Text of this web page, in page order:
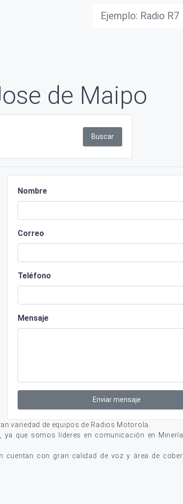
de Maipo
Buscar
Nombre
Correo
Teléfono
Mensaje
Enviar mensaje
variedad de equipos de Radios Motorola.
que somos líderes en comunicación en
con gran calidad de voz y área de